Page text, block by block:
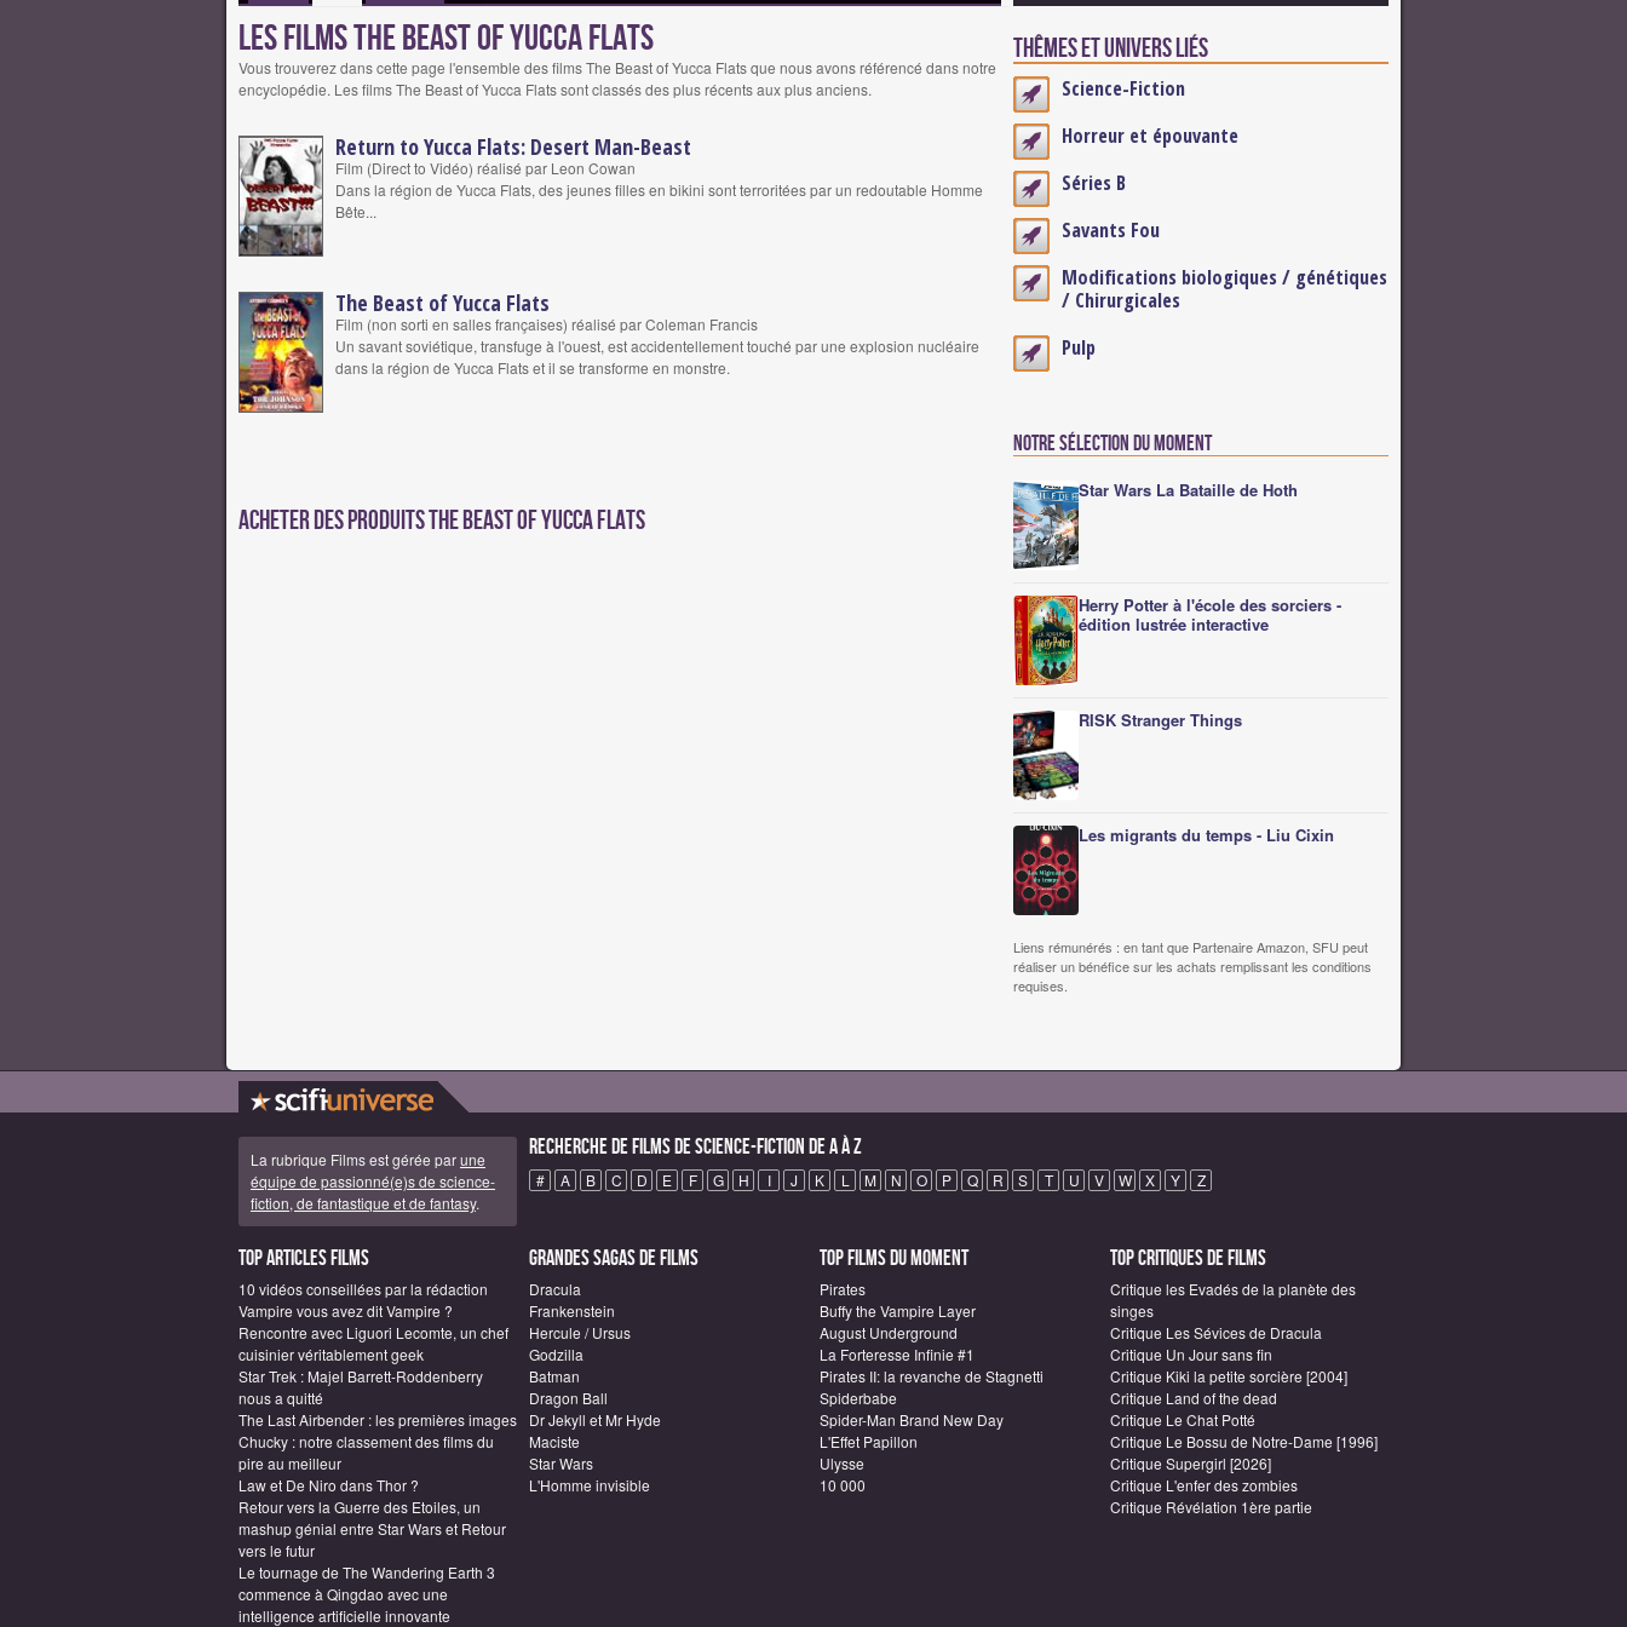
Les films The Beast of Yucca Flats
Vous trouverez dans cette page l'ensemble des films The Beast of Yucca Flats que nous avons référencé dans notre
encyclopédie. Les films The Beast of Yucca Flats sont classés des plus récents aux plus anciens.
Return to Yucca Flats: Desert Man-Beast
Film (Direct to Vidéo) réalisé par Leon Cowan
Dans la région de Yucca Flats, des jeunes filles en bikini sont terroritées par un redoutable Homme
Bête...
The Beast of Yucca Flats
Film (non sorti en salles françaises) réalisé par Coleman Francis
Un savant soviétique, transfuge à l'ouest, est accidentellement touché par une explosion nucléaire
dans la région de Yucca Flats et il se transforme en monstre.
Acheter des produits The Beast of Yucca Flats
Thêmes et univers liés
Science-Fiction
Horreur et épouvante
Séries B
Savants Fou
Modifications biologiques / génétiques
/ Chirurgicales
Pulp
Notre sélection du moment
Star Wars La Bataille de Hoth
Herry Potter à l'école des sorciers -
édition lustrée interactive
RISK Stranger Things
Les migrants du temps - Liu Cixin
Liens rémunérés : en tant que Partenaire Amazon, SFU peut
réaliser un bénéfice sur les achats remplissant les conditions
requises.
La rubrique Films est gérée parune
équipe de passionné(e)s de science-
fiction, de fantastique et de fantasy.
Recherche de Films de science-fiction de A à Z
# A B C D E F G H I J K L M N O P Q R S T U V W X Y Z
Top articles Films
10 vidéos conseillées par la rédaction
Vampire vous avez dit Vampire ?
Rencontre avec Liguori Lecomte, un chef
cuisinier véritablement geek
Star Trek : Majel Barrett-Roddenberry
nous a quitté
The Last Airbender : les premières images
Chucky : notre classement des films du
pire au meilleur
Law et De Niro dans Thor ?
Retour vers la Guerre des Etoiles, un
mashup génial entre Star Wars et Retour
vers le futur
Le tournage de The Wandering Earth 3
commence à Qingdao avec une
intelligence artificielle innovante
Grandes sagas de Films
Dracula
Frankenstein
Hercule / Ursus
Godzilla
Batman
Dragon Ball
Dr Jekyll et Mr Hyde
Maciste
Star Wars
L'Homme invisible
Top Films du moment
Pirates
Buffy the Vampire Layer
August Underground
La Forteresse Infinie #1
Pirates II: la revanche de Stagnetti
Spiderbabe
Spider-Man Brand New Day
L'Effet Papillon
Ulysse
10 000
Top critiques de Films
Critique les Evadés de la planète des
singes
Critique Les Sévices de Dracula
Critique Un Jour sans fin
Critique Kiki la petite sorcière [2004]
Critique Land of the dead
Critique Le Chat Potté
Critique Le Bossu de Notre-Dame [1996]
Critique Supergirl [2026]
Critique L'enfer des zombies
Critique Révélation 1ère partie